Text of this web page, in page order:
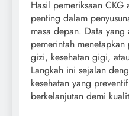
Hasil pemeriksaan CKG
penting dalam
masa depan. Data yang
pemerintah
gizi, kesehatan gigi,
Langkah ini sejalan
kesehatan yang
berkelanjutan demi